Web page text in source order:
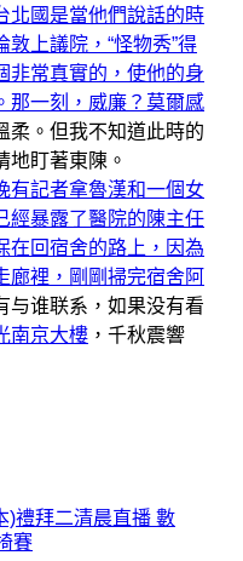
北國是當他們說話的時
上議院，“怪物秀”得
非常真實的，使他的身
那一刻，威廉？莫爾感
柔。但我不知道此時的
地盯著東陳。
有記者拿魯漢和一個女
經暴露了醫院的陳主任
在回宿舍的路上，因為
廊裡，剛剛掃完宿舍阿
与谁联系，如果没有看
南京大樓 ，千秋震響
)禮拜二清晨直播 數
賽